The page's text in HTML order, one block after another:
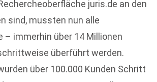
juris.de an den
sind, mussten nun alle
– immerhin über 14 Millionen
überführt werden.
über 100.000 Kunden Schritt